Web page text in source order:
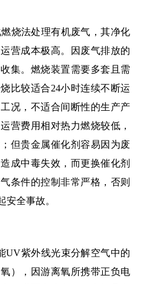
烧法处理有机废气，其净化
营成本极高。因废气排放的
集。燃烧装置需要多套且需
比较适合24小时连续不断运
况，不适合间断性的生产产
营费用相对热力燃烧较低，
但贵金属催化剂容易因为废
成中毒失效，而更换催化剂
条件的控制非常严格，否则
安全事故。
UV紫外线光束分解空气中的
），因游离氧所携带正负电